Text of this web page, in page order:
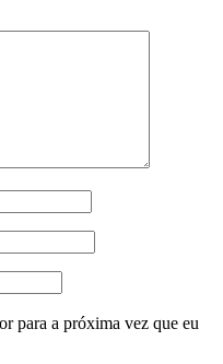
para a próxima vez que eu